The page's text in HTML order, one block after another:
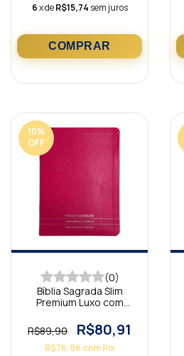
6x deR$15,74 sem juros
10%
OFF
(0)
Bíblia Sagrada Slim
Premium Luxo com
Minimalista Pink
R$89,90 R$80,91
R$76,86 com Pix